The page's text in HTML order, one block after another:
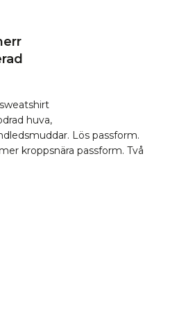
huva,
Lös passform.
kroppsnära passform. Två